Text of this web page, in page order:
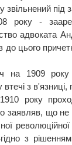
звільнений під
року -
адвоката
цього
на 1909
з в'язниці,
року
що не
революційної
з